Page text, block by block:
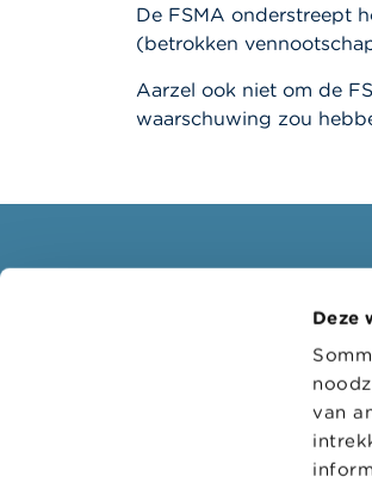
Deze
van
De FSMA onderstreept
(betrokken
Aarzel ook niet om de
waarschuwing zou
Waarschuwingen & sancties